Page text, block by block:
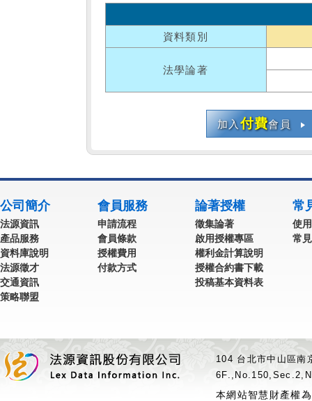
資料類別
法學論著
加入付費會員
公司簡介
法源資訊
產品服務
資料庫說明
法源徵才
交通資訊
策略聯盟
會員服務
申請流程
會員條款
授權費用
付款方式
論著授權
徵集論著
啟用授權專區
權利金計算說明
授權合約書下載
投稿基本資料表
常
使
常
104 台北市中山區
本網站智慧財產權